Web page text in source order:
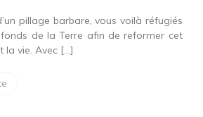
pillage barbare, vous voilà réfugiés
de la Terre afin de reformer cet
la vie. Avec […]